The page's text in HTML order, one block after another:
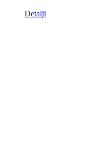
Detalji